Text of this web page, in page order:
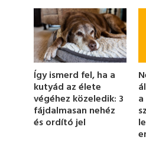
s
c
o
n
d
s
Így ismerd fel, ha a
kutyád az élete
végéhez közeledik: 3
fájdalmasan nehéz
és ordító jel